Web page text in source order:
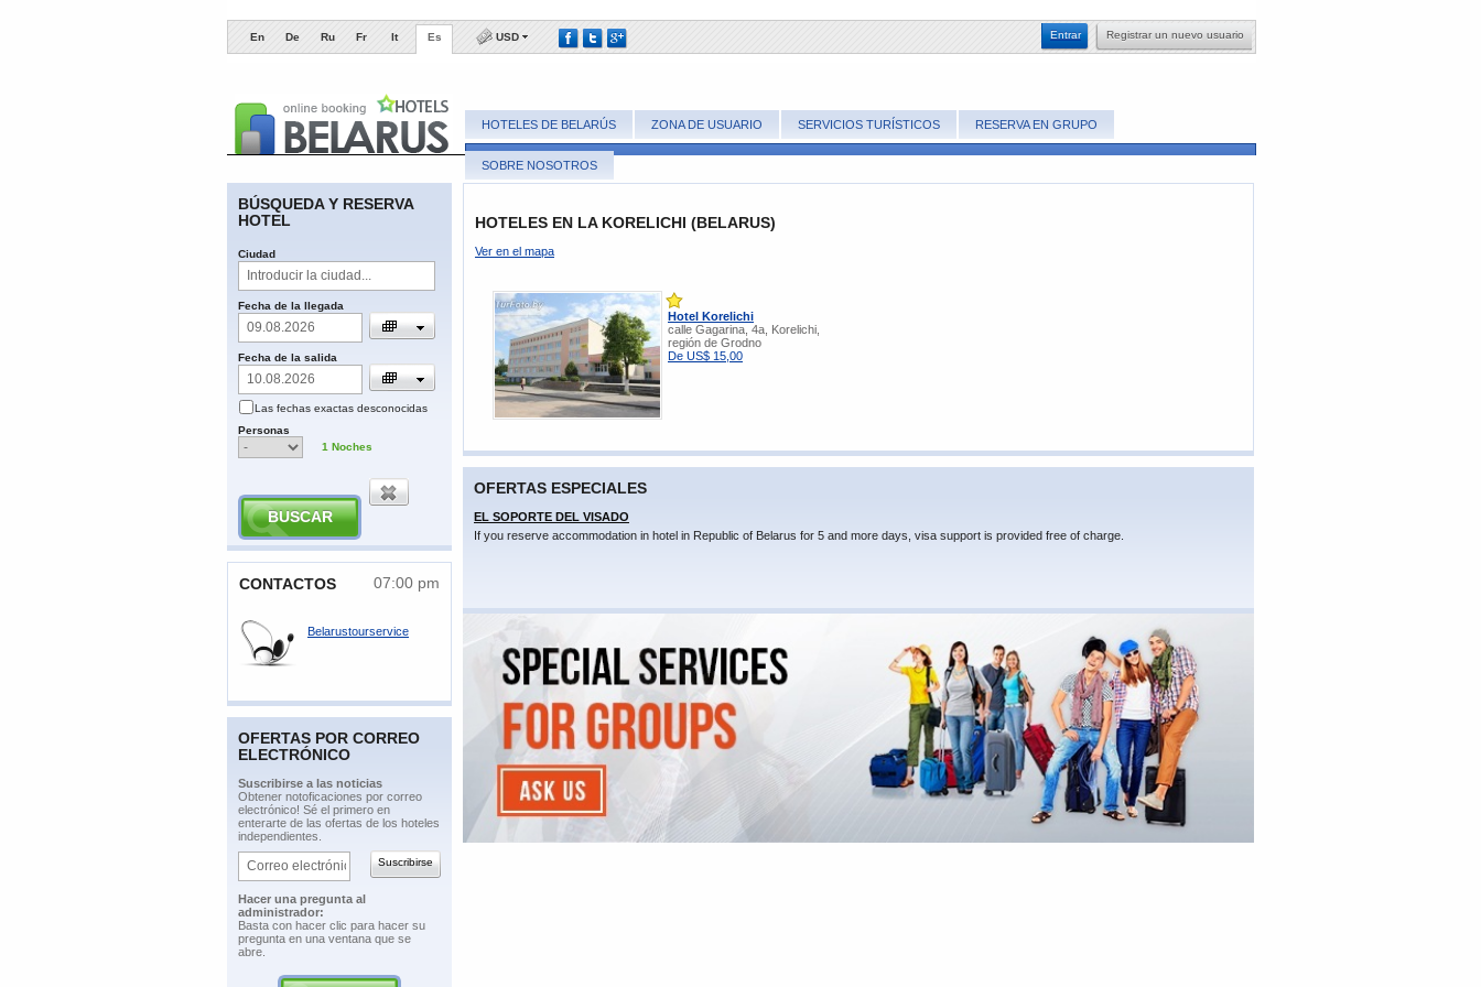
En De Ru Fr It Es USD ​Registrar un nuevo usuario
​Entrar
HOTELES DE BELARÚS ZONA DE USUARIO SERVICIOS TURÍSTICOS RESERVA EN GRUPO
SOBRE NOSOTROS
BÚSQUEDA Y RESERVA
HOTEL
​Ciudad
​Fecha de la llegada
Fecha de la salida
Las fechas exactas desconocidas
​Personas
1 ​Noches
​CONTACTOS 07:00 pm
Belarustourservice
OFERTAS POR CORREO
ELECTRÓNICO
​Suscribirse a las noticias
​Obtener notoficaciones por correo
electrónico! Sé el primero en
enterarte de las ofertas de los hoteles
independientes.
​Hacer una pregunta al
administrador:
​Basta con hacer clic para hacer su
pregunta en una ventana que se
abre.
HOTELES EN LA KORELICHI (BELARUS)
Ver en el mapa
Hotel Korelichi
calle Gagarina, 4a, Korelichi,
región de Grodno
De US$ 15,00
OFERTAS ESPECIALES
EL SOPORTE DEL VISADO
If you reserve accommodation in hotel in Republic of Belarus for 5 and more days, visa support is provided free of charge.